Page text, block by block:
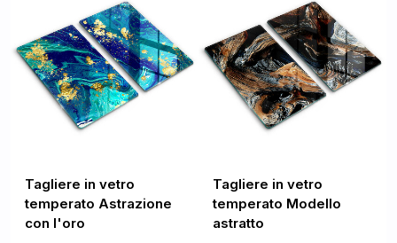
Tagliere in vetro
temperato Astrazione
con l'oro
Tagliere in vetro
temperato Modello
astratto